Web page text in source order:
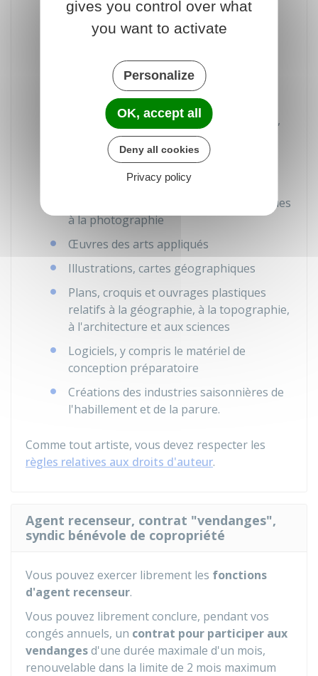
paroles
Œuvres cinématographiques et autres
animées d'images, sonorisées ou non,
dénommées œuvres audiovisuelles
Œuvres de dessin, de peinture,
d'architecture, de sculpture, de gravure,
de lithographie
Œuvres graphiques et typographiques
Œuvres photographiques et œuvres
réalisées à l'aide de techniques analogues
à la photographie
Œuvres des arts appliqués
Illustrations, cartes géographiques
Plans, croquis et ouvrages plastiques
relatifs à la géographie, à la topographie,
à l'architecture et aux sciences
Logiciels, y compris le matériel de
conception préparatoire
Créations des industries saisonnières de
l'habillement et de la parure.
Comme tout artiste, vous devez respecter les
règles relatives aux droits d'auteur.
Agent recenseur, contrat "vendanges",
syndic bénévole de copropriété
Vous pouvez exercer librement les fonctions
d'agent recenseur.
Vous pouvez librement conclure, pendant vos
congés annuels, un contrat pour participer aux
vendangesd'une durée maximale d'un mois,
renouvelable dans la limite de 2 mois maximum
gives you control over what
you want to activate
Personalize
OK, accept all
Deny all cookies
Privacy policy